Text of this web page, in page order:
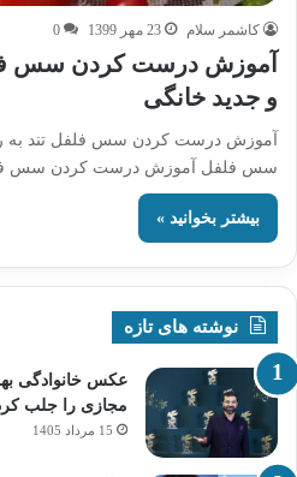
کاشمر سلام 23 مهر 1399 0
آموزش درست کردن سس
و جدید خانگی
آموزش درست کردن سس فلفل تند
سس فلفل آموزش درست کردن سس
بیشتر بخوانید »
نوشته های تازه
عکس خانوادگی
مجازی را جلب
15 مرداد 1405